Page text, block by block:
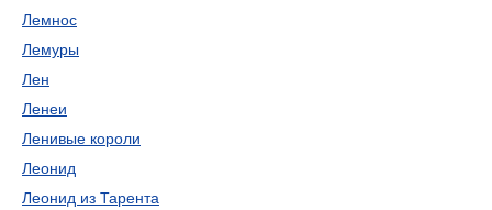
Лемнос
Лемуры
Лен
Ленеи
Ленивые короли
Леонид
Леонид из Тарента